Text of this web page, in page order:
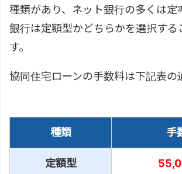
種類があり、ネット銀行の多くは定
銀行は定額型かどちらかを選択する
す。
協同住宅ローンの手数料は下記表の
種類 手
定額型